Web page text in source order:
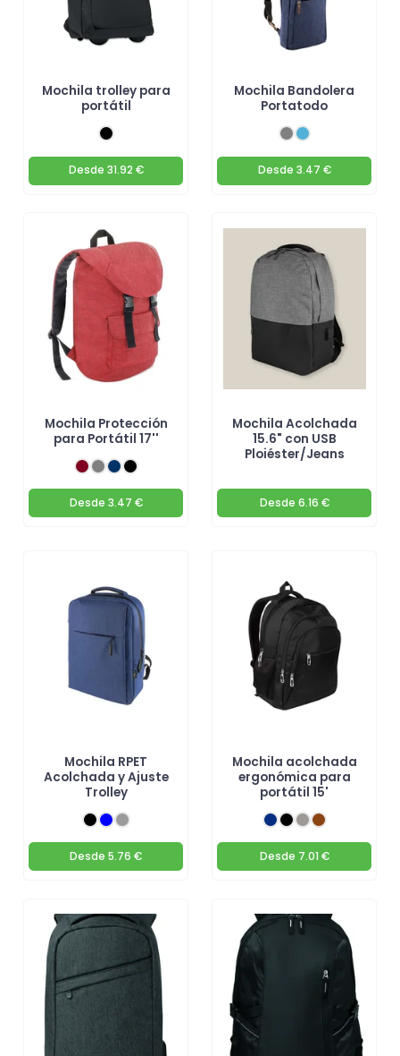
Mochila trolley para
portátil
Desde 31.92 €
Mochila Bandolera
Portatodo
Desde 3.47 €
Mochila Protección
para Portátil 17''
Desde 3.47 €
Mochila Acolchada
15.6" con USB
Ploiéster/Jeans
Desde 6.16 €
Mochila RPET
Acolchada y Ajuste
Trolley
Desde 5.76 €
Mochila acolchada
ergonómica para
portátil 15'
Desde 7.01 €